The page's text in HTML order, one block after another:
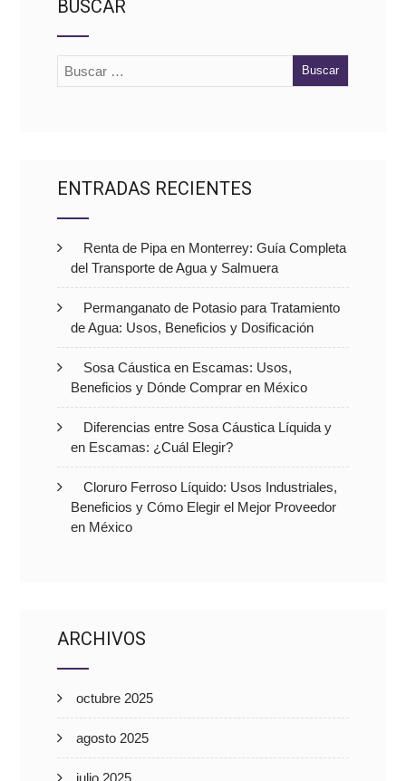
BUSCAR
ENTRADAS RECIENTES
Renta de Pipa en Monterrey: Guía Completa
del Transporte de Agua y Salmuera
Permanganato de Potasio para Tratamiento
de Agua: Usos, Beneficios y Dosificación
Sosa Cáustica en Escamas: Usos,
Beneficios y Dónde Comprar en México
Diferencias entre Sosa Cáustica Líquida y
en Escamas: ¿Cuál Elegir?
Cloruro Ferroso Líquido: Usos Industriales,
Beneficios y Cómo Elegir el Mejor Proveedor
en México
ARCHIVOS
octubre 2025
agosto 2025
julio 2025